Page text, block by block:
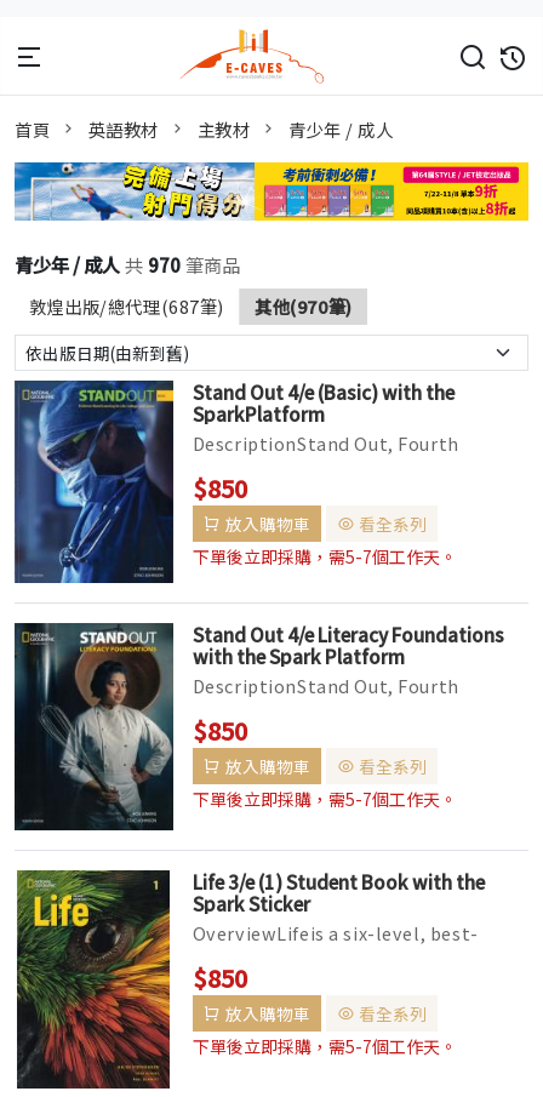
首頁 英語教材 主教材 青少年 / 成人
青少年 / 成人共 970筆商品
敦煌出版/總代理(687筆) 其他(970筆)
Stand Out 4/e (Basic) with the
SparkPlatform
DescriptionStand Out, Fourth
Edition is a seven-level, standards-
based adult education program with
...
$850
放入購物車
看全系列
下單後立即採購，需5-7個工作天。
Stand Out 4/e Literacy Foundations
with the Spark Platform
DescriptionStand Out, Fourth
Edition is a seven-level, standards-
based adult education program with
...
$850
放入購物車
看全系列
下單後立即採購，需5-7個工作天。
Life 3/e (1) Student Book with the
Spark Sticker
OverviewLifeis a six-level, best-
selling integrated-skills series with
grammar and vocabulary for yo...
$850
放入購物車
看全系列
下單後立即採購，需5-7個工作天。